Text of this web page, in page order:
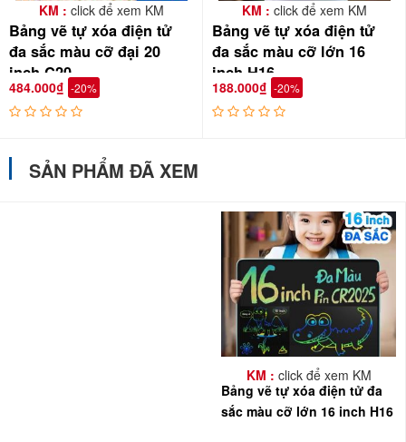
KM : click để xem KM
Bảng vẽ tự xóa điện tử
đa sắc màu cỡ đại 20
inch C20
484.000₫ -20%
KM : click để xem KM
Bảng vẽ tự xóa điện tử
đa sắc màu cỡ lớn 16
inch H16
188.000₫ -20%
SẢN PHẨM ĐÃ XEM
KM : click để xem KM
Bảng vẽ tự xóa điện tử đa
sắc màu cỡ lớn 16 inch H16